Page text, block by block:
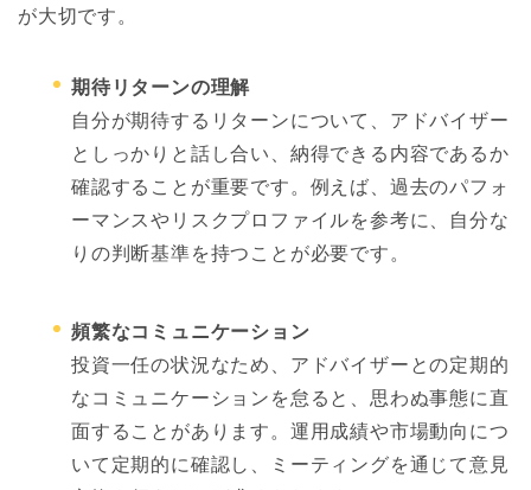
が大切です。
期待リターンの理解
自分が期待するリターンについて、アドバイザー
としっかりと話し合い、納得できる内容であるか
確認することが重要です。例えば、過去のパフォ
ーマンスやリスクプロファイルを参考に、自分な
りの判断基準を持つことが必要です。
頻繁なコミュニケーション
投資一任の状況なため、アドバイザーとの定期的
なコミュニケーションを怠ると、思わぬ事態に直
面することがあります。運用成績や市場動向につ
いて定期的に確認し、ミーティングを通じて意見